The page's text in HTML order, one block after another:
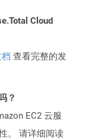
Cloud
查看完整的发
？
EC2 云服
。 请详细阅读